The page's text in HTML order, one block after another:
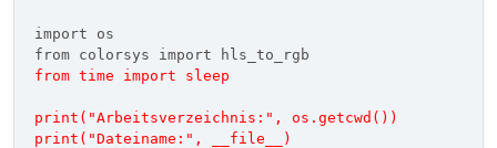
import os
from colorsys import hls_to_rgb
from time import sleep
print("Arbeitsverzeichnis:", os.getcwd())
print("Dateiname:", __file__)